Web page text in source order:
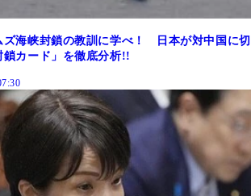
ズ海峡封鎖の教訓に学べ！ 日本が対中国に切
鎖カード」を徹底分析!!